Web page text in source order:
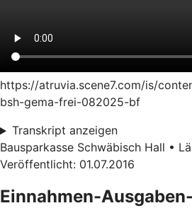
https://atruvia.scene7.com/is/
bsh-gema-frei-082025-bf
Transkript anzeigen
Bausparkasse Schwäbisch Hall •
Veröffentlicht: 01.07.2016
Einnahmen-